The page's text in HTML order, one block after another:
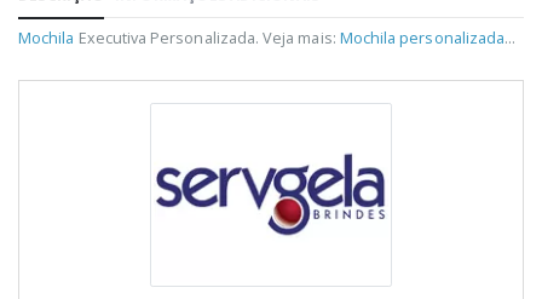
Mochila Executiva Personalizada. Veja mais: Mochila personalizada...